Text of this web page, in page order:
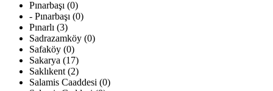
Pınarbaşı (0)
- Pınarbaşı (0)
Pınarlı (3)
Sadrazamköy (0)
Safaköy (0)
Sakarya (17)
Saklıkent (2)
Salamis Caaddesi (0)